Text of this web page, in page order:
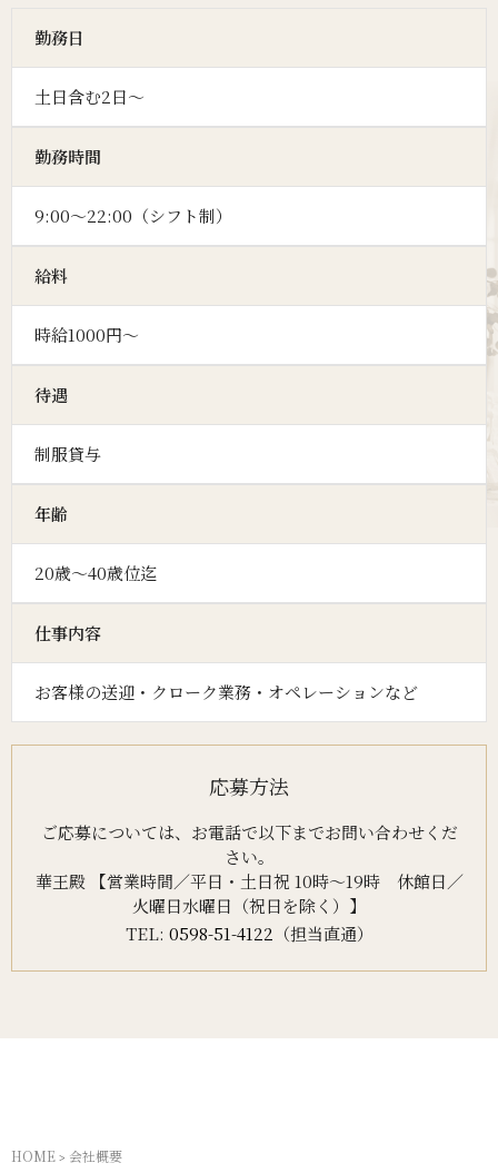
勤務日
土日含む2日～
勤務時間
9:00～22:00（シフト制）
給料
時給1000円～
待遇
制服貸与
年齢
20歳～40歳位迄
仕事内容
お客様の送迎・クローク業務・オペレーションなど
応募方法
ご応募については、お電話で以下までお問い合わせくだ
さい。
華王殿 【営業時間／平日・土日祝 10時～19時 休館日／
火曜日水曜日（祝日を除く）】
TEL: 0598-51-4122 （担当直通）
HOME > 会社概要